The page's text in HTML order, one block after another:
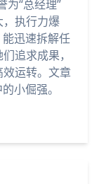
为“总经理”
执行力爆
能迅速拆解任
追求成果，
运转。文章
小倔强。